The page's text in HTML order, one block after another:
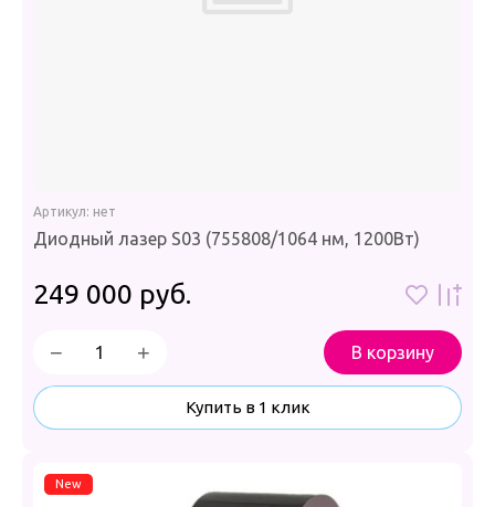
Артикул: нет
Диодный лазер S03 (755808/1064 нм, 1200Вт)
249 000 руб.
− + В корзину
Купить в 1 клик
New